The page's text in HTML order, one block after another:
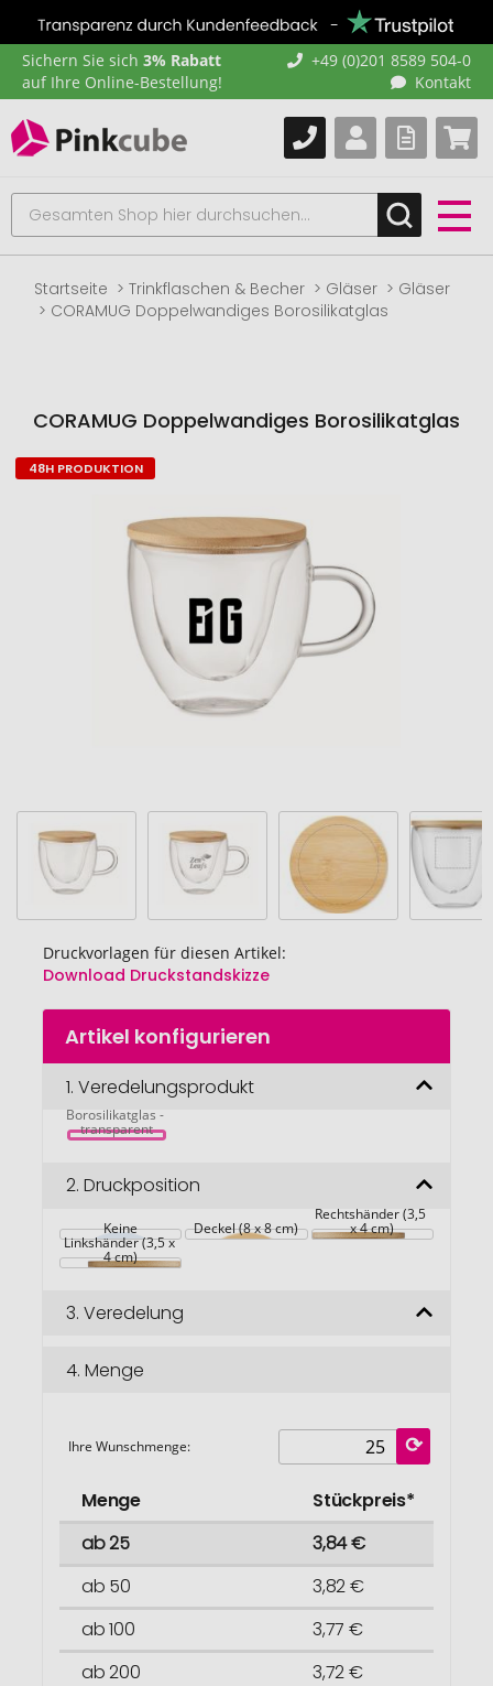
Sichern Sie sich 3% Rabatt
auf Ihre Online-Bestellung!
+49 (0)201 8589 504-0
Kontakt
Startseite Trinkflaschen & Becher Gläser
Gläser
CORAMUG Doppelwandiges Borosilikatglas
CORAMUG Doppelwandiges Borosilikatglas
Zum
Druckvorlagen für diesen Artikel:
Download Druckstandskizze
Zum
Anfang
Bildgalerie
springen
48H PRODUKTION
Artikel konfigurieren
1. Veredelungsprodukt
CORAMUG
Doppelwandiges
Borosilikatglas -
transparent
2. Druckposition
Keine Deckel (8 x 8 cm)
Rechtshänder (3,5
x 4 cm)
Linkshänder (3,5 x
4 cm)
3. Veredelung
4. Menge
Ihre Wunschmenge:
Menge
Stückpreis*
ab 25
3,84 €
ab 50
3,82 €
ab 100
3,77 €
ab 200
3,72 €